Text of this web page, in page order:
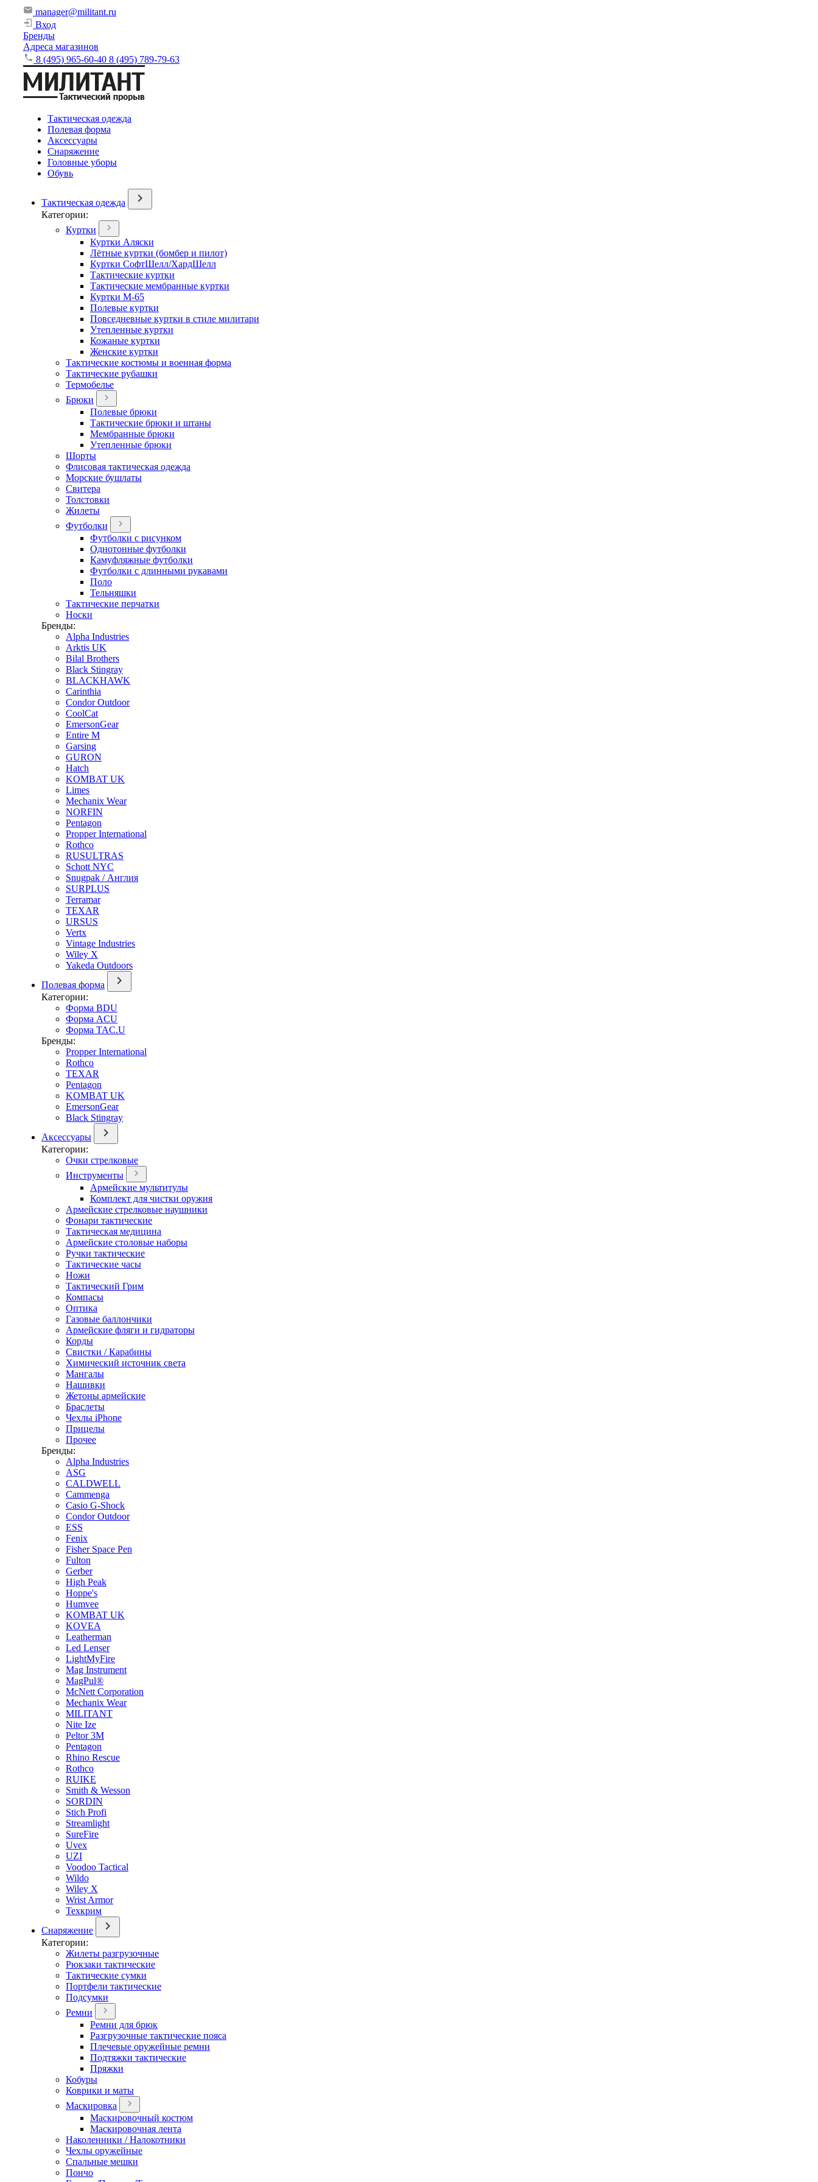
manager@militant.ru
Вход
Бренды
Адреса магазинов
8 (495) 965-60-40 8 (495) 789-79-63
Тактическая одежда
Полевая форма
Аксессуары
Снаряжение
Головные уборы
Обувь
Тактическая одежда
Категории:
Куртки
Куртки Аляски
Лётные куртки (бомбер и пилот)
Куртки СофтШелл/ХардШелл
Тактические куртки
Тактические мембранные куртки
Куртки М-65
Полевые куртки
Повседневные куртки в стиле милитари
Утепленные куртки
Кожаные куртки
Женские куртки
Тактические костюмы и военная форма
Тактические рубашки
Термобелье
Брюки
Полевые брюки
Тактические брюки и штаны
Мембранные брюки
Утепленные брюки
Шорты
Флисовая тактическая одежда
Морские бушлаты
Свитера
Толстовки
Жилеты
Футболки
Футболки с рисунком
Однотонные футболки
Камуфляжные футболки
Футболки с длинными рукавами
Поло
Тельняшки
Тактические перчатки
Носки
Бренды:
Alpha Industries
Arktis UK
Bilal Brothers
Black Stingray
BLACKHAWK
Carinthia
Condor Outdoor
CoolCat
EmersonGear
Entire M
Garsing
GURON
Hatch
KOMBAT UK
Limes
Mechanix Wear
NORFIN
Pentagon
Propper International
Rothco
RUSULTRAS
Schott NYC
Snugpak / Англия
SURPLUS
Terramar
TEXAR
URSUS
Vertx
Vintage Industries
Wiley X
Yakeda Outdoors
Полевая форма
Категории:
Форма BDU
Форма ACU
Форма TAC.U
Бренды:
Propper International
Rothco
TEXAR
Pentagon
KOMBAT UK
EmersonGear
Black Stingray
Аксессуары
Категории:
Очки стрелковые
Инструменты
Армейские мультитулы
Комплект для чистки оружия
Армейские стрелковые наушники
Фонари тактические
Тактическая медицина
Армейские столовые наборы
Ручки тактические
Тактические часы
Ножи
Тактический Грим
Компасы
Оптика
Газовые баллончики
Армейские фляги и гидраторы
Корды
Свистки / Карабины
Химический источник света
Мангалы
Нашивки
Жетоны армейские
Браслеты
Чехлы iPhone
Прицелы
Прочее
Бренды:
Alpha Industries
ASG
CALDWELL
Cammenga
Casio G-Shock
Condor Outdoor
ESS
Fenix
Fisher Space Pen
Fulton
Gerber
High Peak
Hoppe's
Humvee
KOMBAT UK
KOVEA
Leatherman
Led Lenser
LightMyFire
Mag Instrument
MagPul®
McNett Corporation
Mechanix Wear
MILITANT
Nite Ize
Peltor 3M
Pentagon
Rhino Rescue
Rothco
RUIKE
Smith & Wesson
SORDIN
Stich Profi
Streamlight
SureFire
Uvex
UZI
Voodoo Tactical
Wildo
Wiley X
Wrist Armor
Техкрим
Снаряжение
Категории:
Жилеты разгрузочные
Рюкзаки тактические
Тактические сумки
Портфели тактические
Подсумки
Ремни
Ремни для брюк
Разгрузочные тактические пояса
Плечевые оружейные ремни
Подтяжки тактические
Пряжки
Кобуры
Коврики и маты
Маскировка
Маскировочный костюм
Маскировочная лента
Наколенники / Налокотники
Чехлы оружейные
Спальные мешки
Пончо